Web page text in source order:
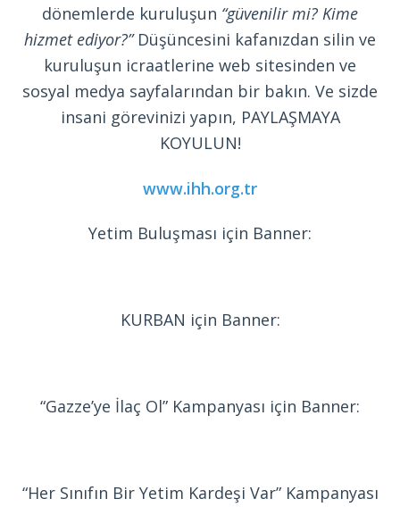
dönemlerde kuruluşun “güvenilir mi? Kime
hizmet ediyor?”Düşüncesini kafanızdan silin ve
kuruluşun icraatlerine web sitesinden ve
sosyal medya sayfalarından bir bakın. Ve sizde
insani görevinizi yapın, PAYLAŞMAYA
KOYULUN!
www.ihh.org.tr
Yetim Buluşması için Banner:
KURBAN için Banner:
“Gazze’ye İlaç Ol” Kampanyası için Banner:
“Her Sınıfın Bir Yetim Kardeşi Var” Kampanyası